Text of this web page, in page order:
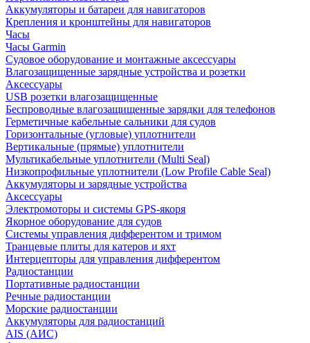
Аккумуляторы и батареи для навигаторов
Крепления и кронштейны для навигаторов
Часы
Часы Garmin
Судовое оборудование и монтажные аксессуары
Влагозащищенные зарядные устройства и розетки
Аксессуары
USB розетки влагозащищенные
Беспроводные влагозащищенные зарядки для телефонов
Герметичные кабельные сальники для судов
Горизонтальные (угловые) уплотнители
Вертикальные (прямые) уплотнители
Мультикабельные уплотнители (Multi Seal)
Низкопрофильные уплотнители (Low Profile Cable Seal)
Аккумуляторы и зарядные устройства
Аксессуары
Электромоторы и системы GPS-якоря
Якорное оборудование для судов
Системы управления дифферентом и тримом
Транцевые плиты для катеров и яхт
Интерцепторы для управления дифферентом
Радиостанции
Портативные радиостанции
Речные радиостанции
Морские радиостанции
Аккумуляторы для радиостанций
AIS (АИС)